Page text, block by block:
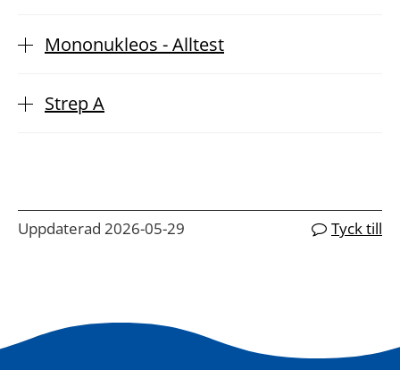
Mononukleos - Alltest
Strep A
Uppdaterad 2026-05-29 Tyck till